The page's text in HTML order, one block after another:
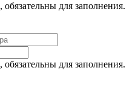
, обязательны для заполнения.
, обязательны для заполнения.